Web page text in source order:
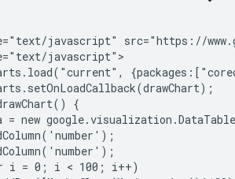
javascript" src="https://
javascript">
{
= new
i = 0; i < 100; i++)